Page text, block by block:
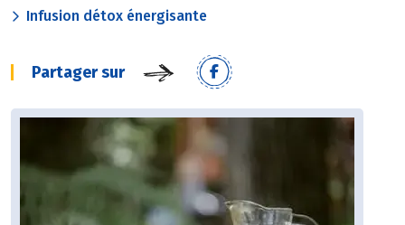
Infusion détox énergisante
Partager sur